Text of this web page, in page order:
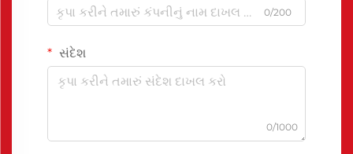
0/200
સંદેશ
0/1000